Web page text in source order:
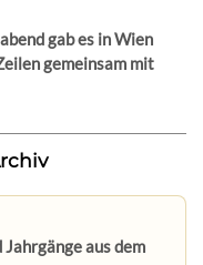
gab es in Wien
gemeinsam mit
aus dem